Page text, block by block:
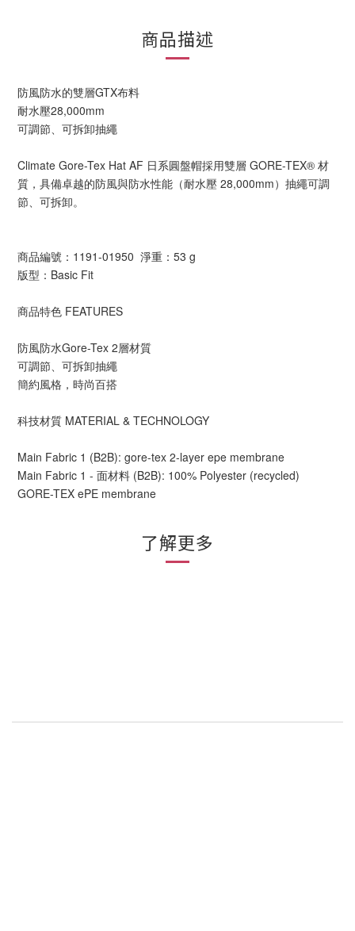
商品描述
防風防水的雙層GTX布料
耐水壓28,000mm
可調節、可拆卸抽繩
Climate Gore-Tex Hat AF 日系圓盤帽採用雙層 GORE-TEX® 材
質，具備卓越的防風與防水性能（耐水壓 28,000mm）抽繩可調
節、可拆卸。
商品編號：1191-01950 淨重：53 g
版型：Basic Fit
商品特色 FEATURES
防風防水Gore-Tex 2層材質
可調節、可拆卸抽繩
簡約風格，時尚百搭
科技材質 MATERIAL & TECHNOLOGY
Main Fabric 1 (B2B): gore-tex 2-layer epe membrane
Main Fabric 1 - 面材料 (B2B): 100% Polyester (recycled)
GORE-TEX ePE membrane
了解更多